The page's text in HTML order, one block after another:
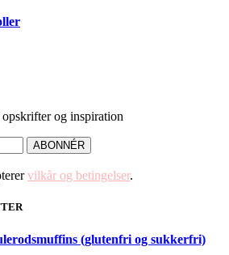
og inspiration
vilkår og betingelser.
(glutenfri og sukkerfri)